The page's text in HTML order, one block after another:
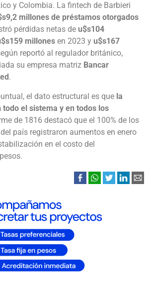
y Colombia. La fintech de Barbieri
millones de préstamos otorgados
pérdidas netas de u$s104
millones en 2023 y u$s167
reportó al regulador británico,
su empresa matriz Bancar
.
el dato estructural es que la
todo el sistema y en todos los
de 1816 destacó que el 100% de los
país registraron aumentos en enero
en el costo del